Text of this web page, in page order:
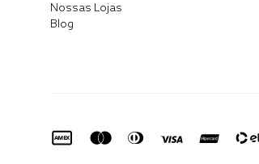
Nossas Lojas
Blog